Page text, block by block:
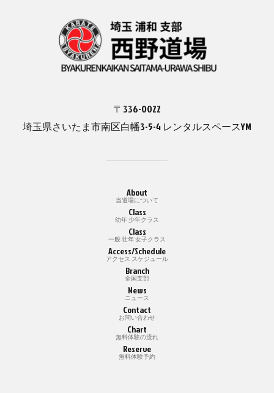
〒336-0022
埼玉県さいたま市南区白幡3-5-4 レンタルスペースYM
About
当道場について
Class
幼年 少年クラス
Class
一般 壮年 女子クラス
Access/Schedule
アクセス スケジュール
Branch
全国支部
News
ニュース
Contact
お問い合わせ
Chart
無料体験の流れ
Reserve
無料体験予約